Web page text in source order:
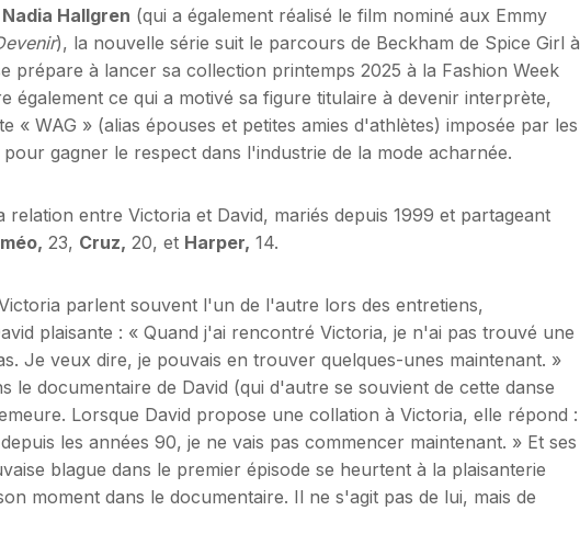
Nadia Hallgren (qui a également réalisé le film nominé aux Emmy
), la nouvelle série suit le parcours de Beckham de Spice Girl à
prépare à lancer sa collection printemps 2025 à la Fashion Week
également ce qui a motivé sa figure titulaire à devenir interprète,
« WAG » (alias épouses et petites amies d'athlètes) imposée par les
gagner le respect dans l'industrie de la mode acharnée.
entre Victoria et David, mariés depuis 1999 et partageant
23, Cruz, 20, et Harper, 14.
parlent souvent l'un de l'autre lors des entretiens,
plaisante : « Quand j'ai rencontré Victoria, je n'ai pas trouvé une
Je veux dire, je pouvais en trouver quelques-unes maintenant. »
le documentaire de David (qui d'autre se souvient de cette danse
Lorsque David propose une collation à Victoria, elle répond :
les années 90, je ne vais pas commencer maintenant. » Et ses
blague dans le premier épisode se heurtent à la plaisanterie
moment dans le documentaire. Il ne s'agit pas de lui, mais de